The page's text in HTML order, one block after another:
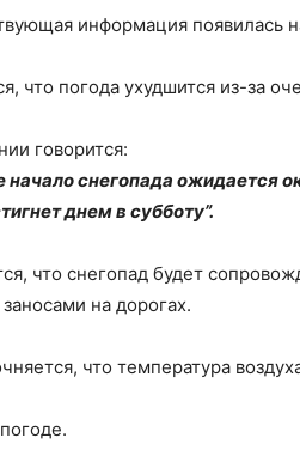
информация появилась
что погода ухудшится из-за
говорится:
начало снегопада ожидается
днем в субботу”.
что снегопад будет
на дорогах.
что температура